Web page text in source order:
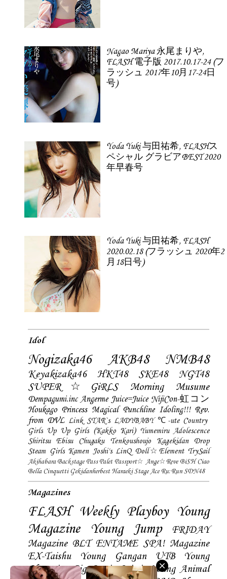
Nagao Mariya 永尾まりや,
FLASH 電子版 2017.10.17-24 (フ
ラッシュ 2017年10月17-24日
号)
Yoda Yuki 与田祐希, FLASHス
ペシャル グラビアBEST 2020
年早春号
Yoda Yuki 与田祐希, FLASH
2020.02.18 (フラッシュ 2020年2
月18日号)
Idol
Nogizaka46 AKB48 NMB48
Keyakizaka46 HKT48 SKE48
NGT48
SUPER☆GiRLS
Morning Musume
Dempagumi.inc Angerme Juice=Juice NijiCon-虹コン
Houkago Princess Magical Punchline Idoling!!! Rev.
from DVL Link STAR`s LADYBABY ℃-ute Country
Girls Up Up Girls (Kakko Kari) Yumemiru Adolescence
Shiritsu Ebisu Chugaku
Tenkoushoujo Kagekidan
Drop
Steam Girls Kamen Joshi's LinQ Doll☆Element TrySail
Akihabara Backstage Pass Palet Passport☆ Ange☆Reve BiSH Ciao
Bella Cinquetti Gekidanherbest Haraeki Stage Ace Ru:Run SDN48
Magazines
FLASH Weekly Playboy Young
Magazine
Young Jump
FRIDAY
Magazine BLT ENTAME SPA! Magazine
EX-Taishu
Young Gangan UTB
Young
Champion Big Comic Spirtis Young Animal